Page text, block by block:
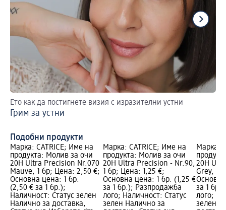
Ето как да постигнете визия с изразителни устни
Грим за устни
Подобни продукти
Марка: CATRICE; Име на
продукта: Молив за очи
20H Ultra Precision Nr.070
Mauve, 1 бр; Цена: 2,50 €;
Основна цена: 1 бр.
(2,50 € за 1 бр.);
Наличност: Статус зелен
Налично за доставка,
Марка: CATRICE; Име на
продукта: Молив за очи
20H Ultra Precision - Nr.90,
1 бр; Цена: 1,25 €;
Основна цена: 1 бр. (1,25 €
за 1 бр.); Разпродажба
лого; Наличност: Статус
зелен Налично за
Марка:
20H
Grey, 1
за 1
лого;
зелен